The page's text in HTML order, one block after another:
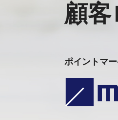
ポイントマ
顧